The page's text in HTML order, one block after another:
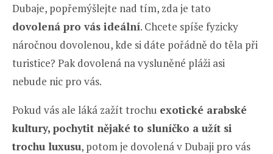
Dubaje, popřemýšlejte nad tím, zda je tato
dovolená pro vás ideální. Chcete spíše fyzicky
náročnou dovolenou, kde si dáte pořádně do těla při
turistice? Pak dovolená na vysluněné pláži asi
nebude nic pro vás.
Pokud vás ale láká zažít trochu exotické arabské
kultury, pochytit nějaké to sluníčko a užít si
trochu luxusu, potom je dovolená v Dubaji pro vás